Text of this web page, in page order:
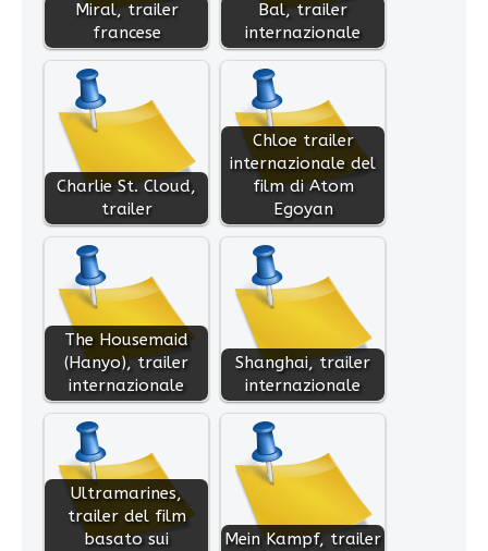
Miral, trailer
francese
Bal, trailer
internazionale
Charlie St. Cloud,
trailer
Chloe trailer
internazionale del
film di Atom
Egoyan
The Housemaid
(Hanyo), trailer
internazionale
Shanghai, trailer
internazionale
Ultramarines,
trailer del film
basato sui
Mein Kampf, trailer